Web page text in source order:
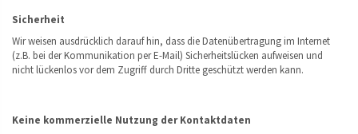
Sicherheit
Wir weisen ausdrücklich darauf hin, dass die Datenübertragung im Internet
(z.B. bei der Kommunikation per E-Mail) Sicherheitslücken aufweisen und
nicht lückenlos vor dem Zugriff durch Dritte geschützt werden kann.
Keine kommerzielle Nutzung der Kontaktdaten